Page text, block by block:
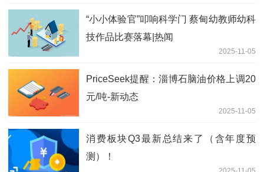
“小小体验官”叩响科学门 蔡甸幼教师幼科
技作品比赛落幕|热闻
2025-11-05
PriceSeek提醒：淄博石脑油价格上调20
元/吨-新动态
2025-11-05
消费板块Q3最新总结来了（含年度预
测）！